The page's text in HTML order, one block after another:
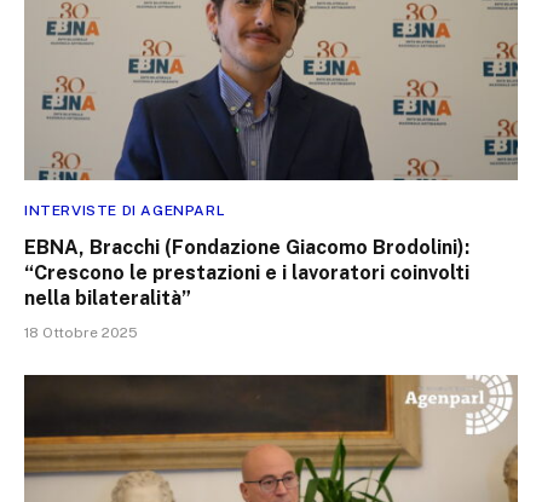
INTERVISTE DI AGENPARL
EBNA, Bracchi (Fondazione Giacomo Brodolini):
“Crescono le prestazioni e i lavoratori coinvolti
nella bilateralità”
18 Ottobre 2025